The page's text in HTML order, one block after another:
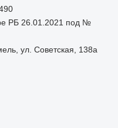
РБ 26.01.2021 под №
ул. Советская, 138а